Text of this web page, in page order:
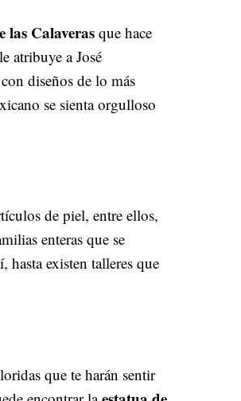
las Calaverasque hace
atribuye a José
diseños de lo más
se sienta orgulloso
de piel, entre ellos,
enteras que se
existen talleres que
que te harán sentir